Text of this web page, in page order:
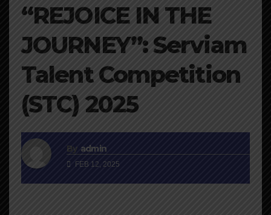
“REJOICE IN THE
JOURNEY”: Serviam
Talent Competition
(STC) 2025
By admin
FEB 12, 2025